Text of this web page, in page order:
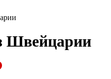
Швейцарии